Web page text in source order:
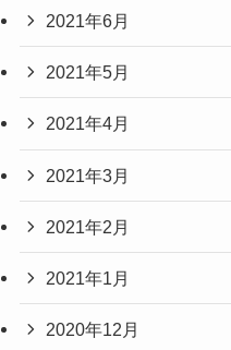
2021年6月
2021年5月
2021年4月
2021年3月
2021年2月
2021年1月
2020年12月